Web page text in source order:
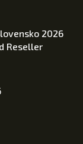
2026
Reseller